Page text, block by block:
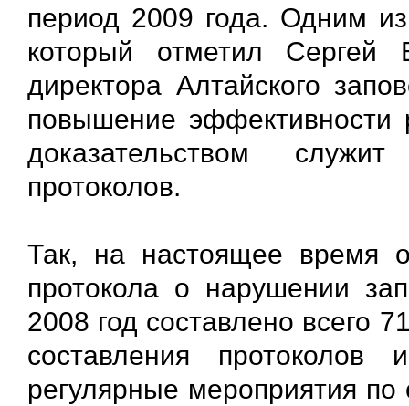
период 2009 года. Одним
который отметил Сергей
директора Алтайского
повышение
доказательством
протоколов.
Так, на настоящее время
протокола о нарушении
2008 год составлено всего
составления протоколов
регулярные мероприятия по